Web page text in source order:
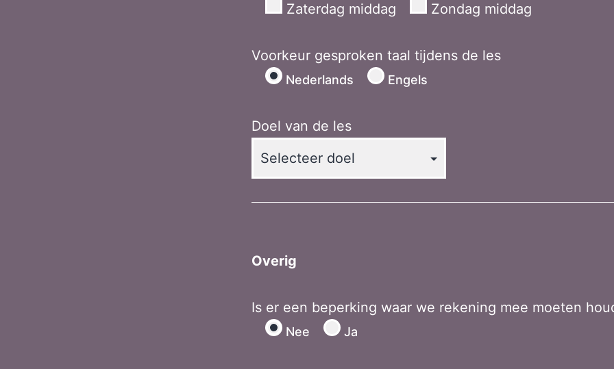
Zaterdag middag
Zondag middag
Voorkeur gesproken taal tijdens de les
Nederlands Engels
Doel van de les
Overig
Is er een beperking waar we rekening mee moeten
Nee Ja